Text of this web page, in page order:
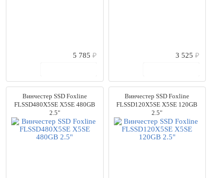
5 785₽
3 525 ₽
Винчестер SSD Foxline
FLSSD480X5SE X5SE 480GB
2.5"
Винчестер SSD Foxline
FLSSD120X5SE X5SE 120GB
2.5"